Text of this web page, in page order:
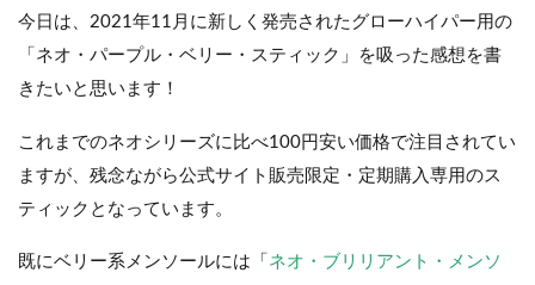
今日は、2021年11月に新しく発売されたグローハイパー用の
「ネオ・パープル・ベリー・スティック」を吸った感想を書
きたいと思います！
これまでのネオシリーズに比べ100円安い価格で注目されてい
ますが、残念ながら公式サイト販売限定・定期購入専用のス
ティックとなっています。
既にベリー系メンソールには「 ネオ・ブリリアント・メンソ